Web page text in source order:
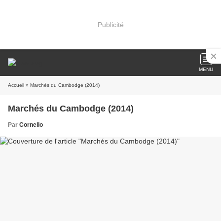
Publicité
MENU
Accueil » Marchés du Cambodge (2014)
Marchés du Cambodge (2014)
Par Cornello